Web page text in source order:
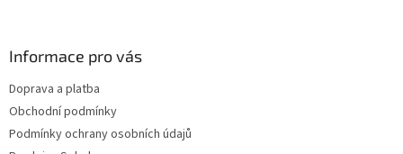
Informace pro vás
Doprava a platba
Obchodní podmínky
Podmínky ochrany osobních údajů